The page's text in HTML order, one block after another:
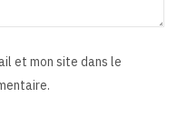
et mon site dans le